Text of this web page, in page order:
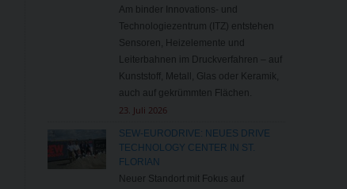
Am binder Innovations- und
Technologiezentrum (ITZ) entstehen
Sensoren, Heizelemente und
Leiterbahnen im Druckverfahren – auf
Kunststoff, Metall, Glas oder Keramik,
auch auf gekrümmten Flächen.
23. Juli 2026
SEW-EURODRIVE: NEUES DRIVE
TECHNOLOGY CENTER IN ST.
FLORIAN
Neuer Standort mit Fokus auf